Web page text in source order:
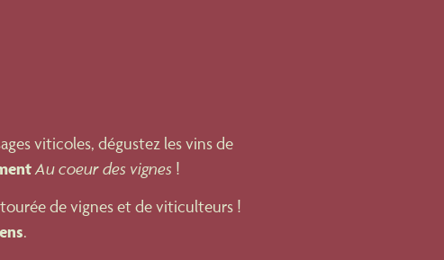
viticoles, dégustez les vins de
Au coeur des vignes !
de vignes et de viticulteurs !
.